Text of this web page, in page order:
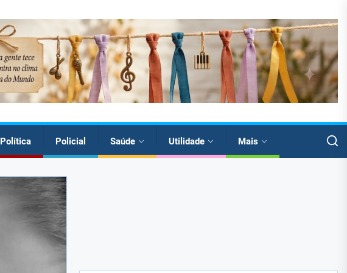
Política Policial Saúde Utilidade Mais